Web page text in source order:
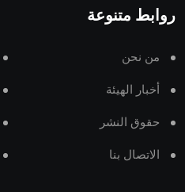
روابط متنوعة
من نحن
أخبار الهيئة
حقوق النشر
الاتصال بنا